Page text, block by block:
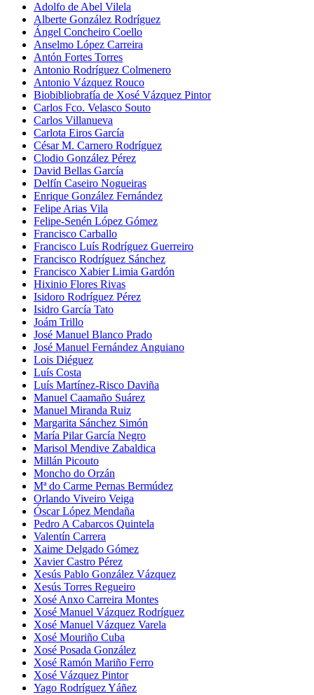
Adolfo de Abel Vilela
Alberte González Rodríguez
Ángel Concheiro Coello
Anselmo López Carreira
Antón Fortes Torres
Antonio Rodríguez Colmenero
Antonio Vázquez Rouco
Biobibliobrafía de Xosé Vázquez Pintor
Carlos Fco. Velasco Souto
Carlos Villanueva
Carlota Eiros García
César M. Carnero Rodríguez
Clodio González Pérez
David Bellas García
Delfín Caseiro Nogueiras
Enrique González Fernández
Felipe Arias Vila
Felipe-Senén López Gómez
Francisco Carballo
Francisco Luís Rodríguez Guerreiro
Francisco Rodríguez Sánchez
Francisco Xabier Limia Gardón
Hixinio Flores Rivas
Isidoro Rodríguez Pérez
Isidro García Tato
Joám Trillo
José Manuel Blanco Prado
José Manuel Fernández Anguiano
Lois Diéguez
Luís Costa
Luís Martínez-Risco Daviña
Manuel Caamaño Suárez
Manuel Miranda Ruiz
Margarita Sánchez Simón
María Pilar García Negro
Marisol Mendive Zabaldica
Millán Picouto
Moncho do Orzán
Mª do Carme Pernas Bermúdez
Orlando Viveiro Veiga
Óscar López Mendaña
Pedro A Cabarcos Quintela
Valentín Carrera
Xaime Delgado Gómez
Xavier Castro Pérez
Xesús Pablo González Vázquez
Xesús Torres Regueiro
Xosé Anxo Carreira Montes
Xosé Manuel Vázquez Rodríguez
Xosé Manuel Vázquez Varela
Xosé Mouriño Cuba
Xosé Posada González
Xosé Ramón Mariño Ferro
Xosé Vázquez Pintor
Yago Rodríguez Yáñez